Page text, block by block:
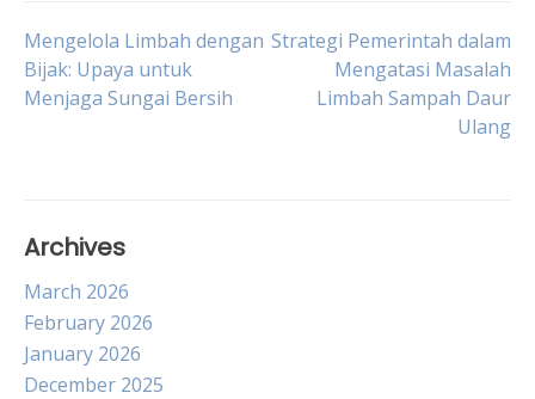
Post
navigation
Mengelola Limbah dengan
Bijak: Upaya untuk
Menjaga Sungai Bersih
Strategi Pemerintah dalam
Mengatasi Masalah
Limbah Sampah Daur
Ulang
Archives
March 2026
February 2026
January 2026
December 2025